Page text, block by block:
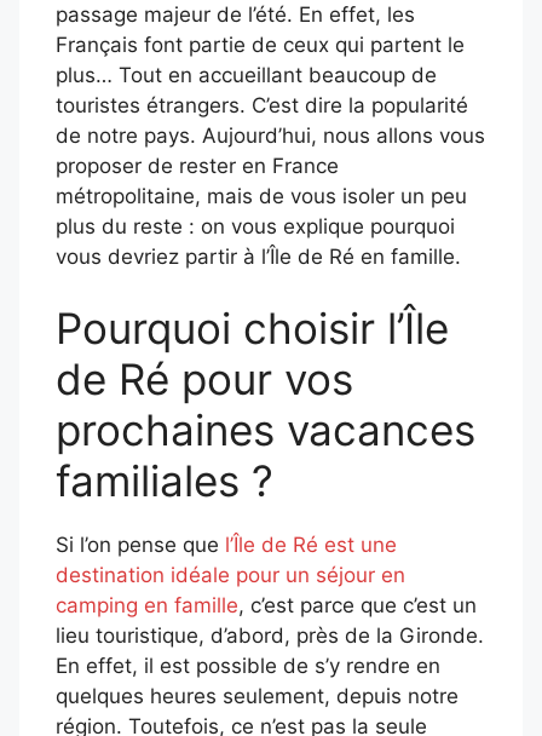
passage majeur de l’été. En effet, les
Français font partie de ceux qui partent le
plus… Tout en accueillant beaucoup de
touristes étrangers. C’est dire la popularité
de notre pays. Aujourd’hui, nous allons vous
proposer de rester en France
métropolitaine, mais de vous isoler un peu
plus du reste : on vous explique pourquoi
vous devriez partir à l’Île de Ré en famille.
Pourquoi choisir l’Île
de Ré pour vos
prochaines vacances
familiales ?
Si l’on pense que l’Île de Ré est une
destination idéale pour un séjour en
camping en famille, c’est parce que c’est un
lieu touristique, d’abord, près de la Gironde.
En effet, il est possible de s’y rendre en
quelques heures seulement, depuis notre
région. Toutefois, ce n’est pas la seule